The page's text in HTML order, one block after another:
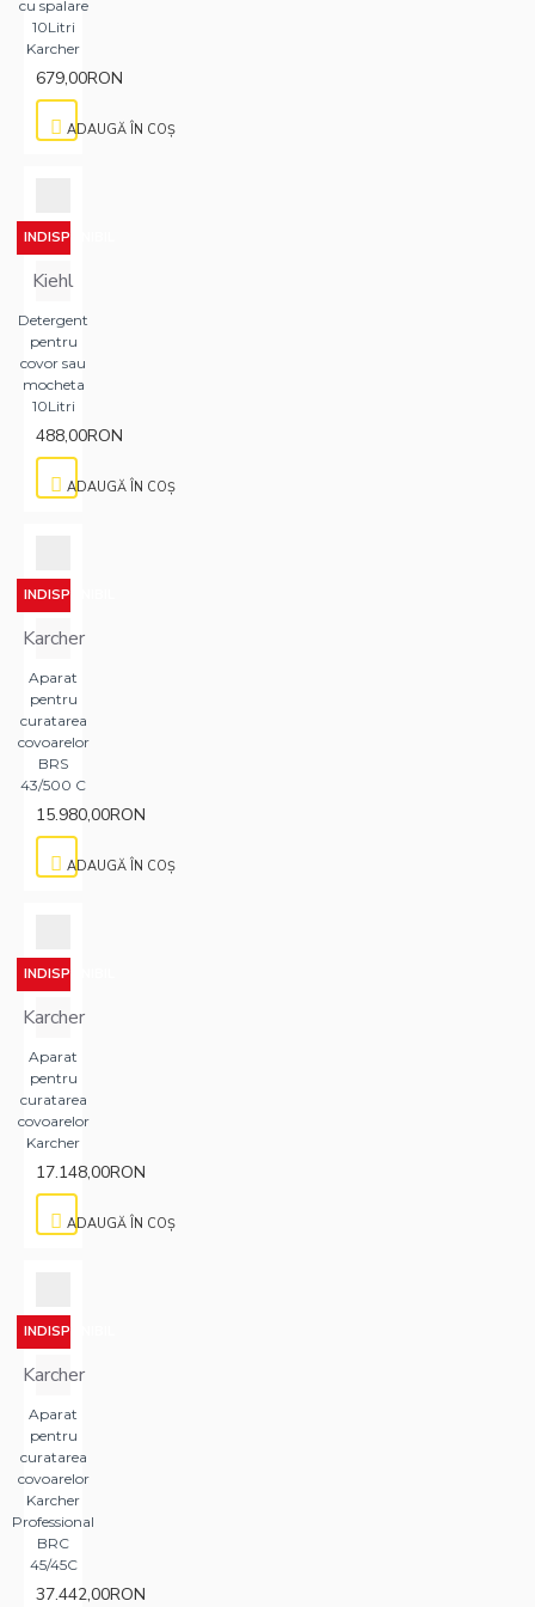
juridice.Detergentii
recomandati
pentru
aspiratoarele
cu injectie
MC151
cu spalare
10Litri
Karcher
679,00RON
ADAUGĂ ÎN COŞ
INDISPONIBIL
Kiehl
Detergent
pentru
covor sau
mocheta
10Litri
488,00RON
ADAUGĂ ÎN COŞ
INDISPONIBIL
Karcher
Aparat
pentru
curatarea
covoarelor
BRS
43/500 C
15.980,00RON
ADAUGĂ ÎN COŞ
INDISPONIBIL
Karcher
Aparat
pentru
curatarea
covoarelor
Karcher
17.148,00RON
ADAUGĂ ÎN COŞ
INDISPONIBIL
Karcher
Aparat
pentru
curatarea
covoarelor
Karcher
Professional
BRC
45/45C
37.442,00RON